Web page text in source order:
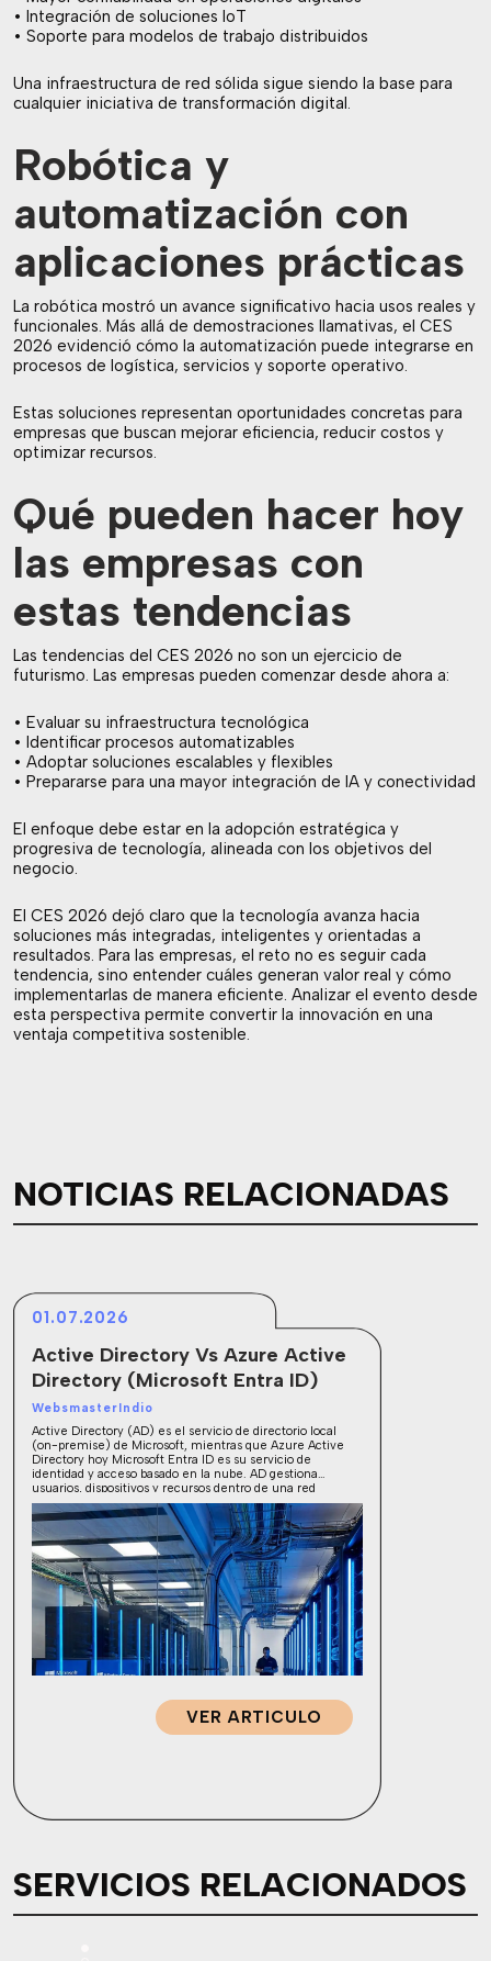
• Integración de soluciones IoT
• Soporte para modelos de trabajo distribuidos
Una infraestructura de red sólida sigue siendo la base para
cualquier iniciativa de transformación digital.
Robótica y
automatización con
aplicaciones prácticas
La robótica mostró un avance significativo hacia usos reales y
funcionales. Más allá de demostraciones llamativas, el CES
2026 evidenció cómo la automatización puede integrarse en
procesos de logística, servicios y soporte operativo.
Estas soluciones representan oportunidades concretas para
empresas que buscan mejorar eficiencia, reducir costos y
optimizar recursos.
Qué pueden hacer hoy
las empresas con
estas tendencias
Las tendencias del CES 2026 no son un ejercicio de
futurismo. Las empresas pueden comenzar desde ahora a:
• Evaluar su infraestructura tecnológica
• Identificar procesos automatizables
• Adoptar soluciones escalables y flexibles
• Prepararse para una mayor integración de IA y conectividad
El enfoque debe estar en la adopción estratégica y
progresiva de tecnología, alineada con los objetivos del
negocio.
El CES 2026 dejó claro que la tecnología avanza hacia
soluciones más integradas, inteligentes y orientadas a
resultados. Para las empresas, el reto no es seguir cada
tendencia, sino entender cuáles generan valor real y cómo
implementarlas de manera eficiente. Analizar el evento desde
esta perspectiva permite convertir la innovación en una
ventaja competitiva sostenible.
NOTICIAS RELACIONADAS
01.07.2026
Active Directory Vs Azure Active
Directory (Microsoft Entra ID)
WebsmasterIndio
Active Directory (AD) es el servicio de directorio local
(on-premise) de Microsoft, mientras que Azure Active
Directory hoy Microsoft Entra ID es su servicio de
identidad y acceso basado en la nube. AD gestiona
usuarios, dispositivos y recursos dentro de una red
corporativa tradicional; Entra ID administra el acceso a
aplicaciones en la nube y […]
VER ARTICULO
SERVICIOS RELACIONADOS